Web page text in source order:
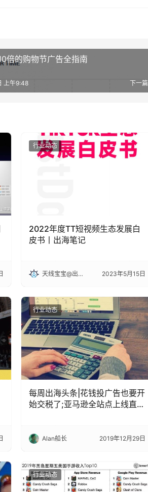
倍的购物节广告全指南
下一篇
上午9:48
行业动态
2022年度TT短视频生态发展白
皮书丨出海笔记
天线宝宝@出海笔记 2023年5月15日
行业动态
每周出海头条|花钱投广告也要开
始交税了;亚马逊全站点上线直播
Alan船长 2019年12月29日
行业动态